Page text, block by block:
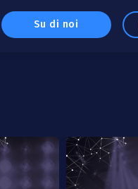
Su di noi